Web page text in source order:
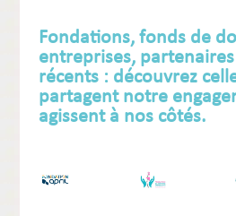
Fondations, fonds de
entreprises,
récents : découvrez
partagent notre
agissent à nos côtés.